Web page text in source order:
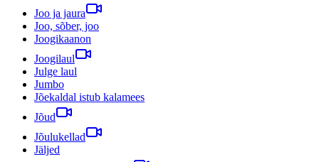
Joo ja jaura
Joo, sõber, joo
Joogikaanon
Joogilaul
Julge laul
Jumbo
Jõekaldal istub kalamees
Jõud
Jõulukellad
Jäljed